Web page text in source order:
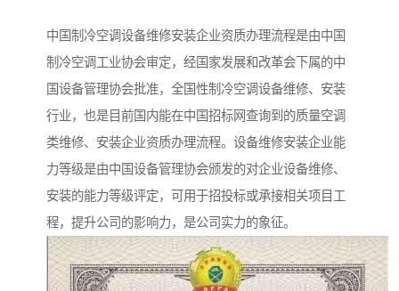
中国制冷空调设备维修安装企业资质办理流程是由中国
制冷空调工业协会审定，经国家发展和改革会下属的中
国设备管理协会批准，全国性制冷空调设备维修、安装
行业，也是目前国内能在中国招标网查询到的质量空调
类维修、安装企业资质办理流程。设备维修安装企业能
力等级是由中国设备管理协会颁发的对企业设备维修、
安装的能力等级评定，可用于招投标或承接相关项目工
程，提升公司的影响力，是公司实力的象征。